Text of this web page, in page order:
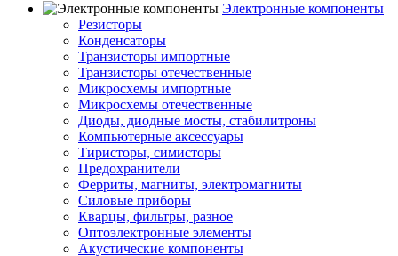
Электронные компоненты
Резисторы
Конденсаторы
Транзисторы импортные
Транзисторы отечественные
Микросхемы импортные
Микросхемы отечественные
Диоды, диодные мосты, стабилитроны
Компьютерные аксессуары
Тиристоры, симисторы
Предохранители
Ферриты, магниты, электромагниты
Силовые приборы
Кварцы, фильтры, разное
Оптоэлектронные элементы
Акустические компоненты